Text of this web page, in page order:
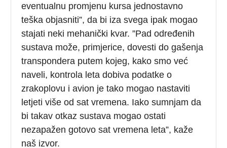
eventualnu promjenu kursa jednostavno
teška objasniti”, da bi iza svega ipak mogao
stajati neki mehanički kvar. ”Pad određenih
sustava može, primjerice, dovesti do gašenja
transpondera putem kojeg, kako smo već
naveli, kontrola leta dobiva podatke o
zrakoplovu i avion je tako mogao nastaviti
letjeti više od sat vremena. Iako sumnjam da
bi takav otkaz sustava mogao ostati
nezapažen gotovo sat vremena leta”, kaže
naš izvor.